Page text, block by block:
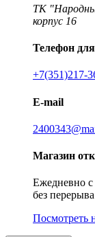
ТК
корпус 16
Телефон
+7(351)217-
E-mail
Магазин
Ежедневно с
без перерыва
Посмотреть